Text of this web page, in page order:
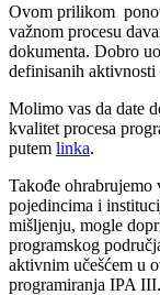
Ovom prilikom
važnom procesu
dokumenta. Dobro
definisanih aktivnosti
Molimo vas da date
kvalitet procesa
putem linka.
Takođe ohrabrujemo
pojedincima i
mišljenju, mogle
programskog
aktivnim učešćem u
programiranja IPA III.